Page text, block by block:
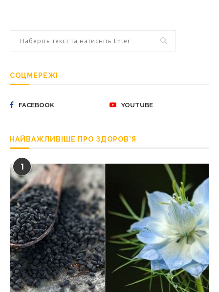
СОЦМЕРЕЖІ
FACEBOOK YOUTUBE
НАЙВАЖЛИВІШЕ ПРО ЗДОРОВ’Я
1